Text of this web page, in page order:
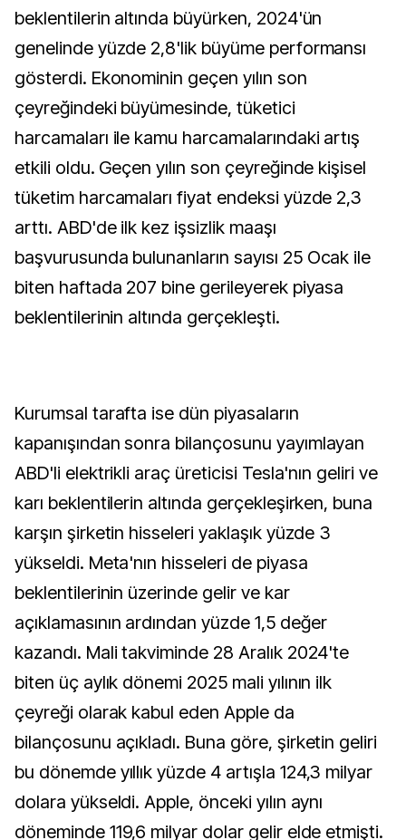
beklentilerin altında büyürken, 2024'ün
genelinde yüzde 2,8'lik büyüme performansı
gösterdi. Ekonominin geçen yılın son
çeyreğindeki büyümesinde, tüketici
harcamaları ile kamu harcamalarındaki artış
etkili oldu. Geçen yılın son çeyreğinde kişisel
tüketim harcamaları fiyat endeksi yüzde 2,3
arttı. ABD'de ilk kez işsizlik maaşı
başvurusunda bulunanların sayısı 25 Ocak ile
biten haftada 207 bine gerileyerek piyasa
beklentilerinin altında gerçekleşti.
Kurumsal tarafta ise dün piyasaların
kapanışından sonra bilançosunu yayımlayan
ABD'li elektrikli araç üreticisi Tesla'nın geliri ve
karı beklentilerin altında gerçekleşirken, buna
karşın şirketin hisseleri yaklaşık yüzde 3
yükseldi. Meta'nın hisseleri de piyasa
beklentilerinin üzerinde gelir ve kar
açıklamasının ardından yüzde 1,5 değer
kazandı. Mali takviminde 28 Aralık 2024'te
biten üç aylık dönemi 2025 mali yılının ilk
çeyreği olarak kabul eden Apple da
bilançosunu açıkladı. Buna göre, şirketin geliri
bu dönemde yıllık yüzde 4 artışla 124,3 milyar
dolara yükseldi. Apple, önceki yılın aynı
döneminde 119,6 milyar dolar gelir elde etmişti.